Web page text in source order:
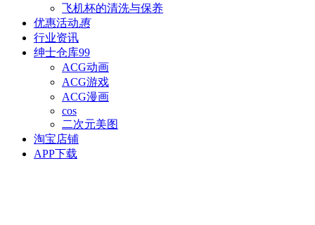
飞机杯的清洗与保养
优惠活动惠
行业资讯
绅士仓库99
ACG动画
ACG游戏
ACG漫画
cos
二次元美图
淘宝店铺
APP下载